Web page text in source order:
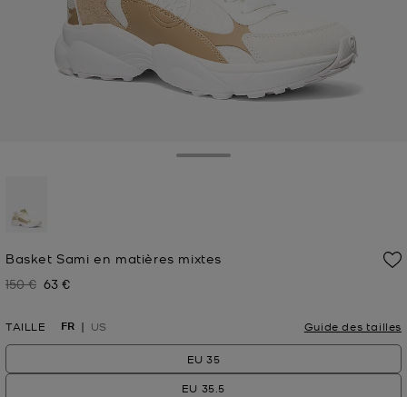
Basket Sami en matières mixtes
Prix initial
150 € Prix actuel
63 €
TAILLE FR US Guide des tailles
EU 35
EU 35.5